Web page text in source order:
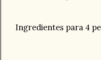
Ingredientes para 4